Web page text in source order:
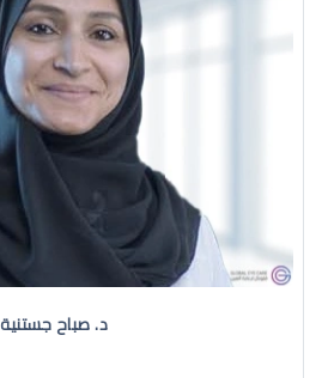
د. صباح جستنية